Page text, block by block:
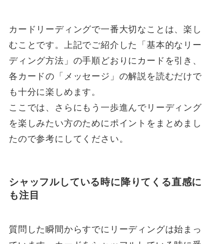
カードリーディングで一番大切なことは、楽し
むことです。上記でご紹介した「基本的なリー
ディング方法」の手順どおりにカードを引き、
各カードの「メッセージ」の解説を読むだけで
も十分に楽しめます。
ここでは、さらにもう一歩進んでリーディング
を楽しみたい方のためにポイントをまとめまし
たので参考にしてください。
シャッフルしている時に降りてくる直感に
も注目
質問した瞬間からすでにリーディングは始まっ